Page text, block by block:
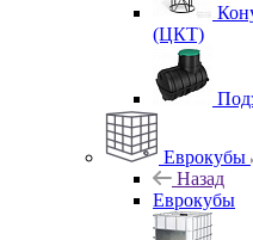
(ЦКТ)
Еврокубы
Назад
Еврокубы